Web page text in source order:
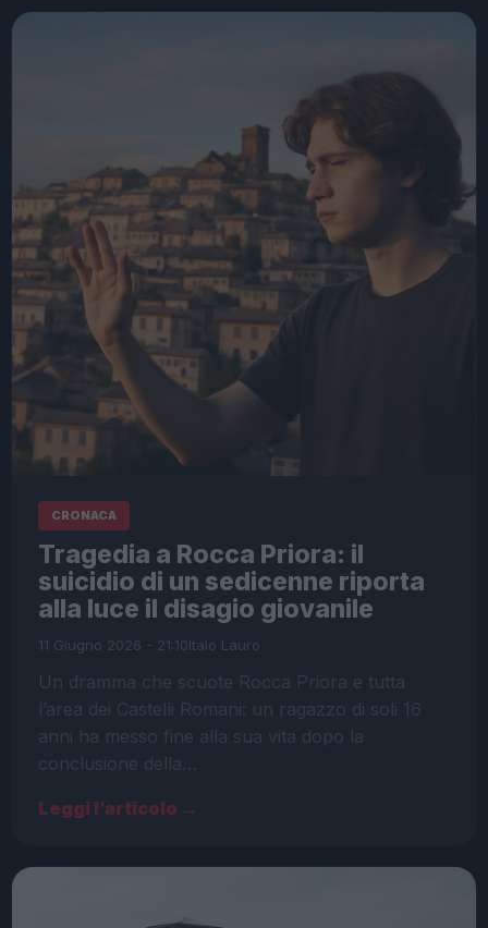
CRONACA
Tragedia a Rocca Priora: il
suicidio di un sedicenne riporta
alla luce il disagio giovanile
11 Giugno 2026 - 21:10Italo Lauro
Un dramma che scuote Rocca Priora e tutta
l’area dei Castelli Romani: un ragazzo di soli 16
anni ha messo fine alla sua vita dopo la
conclusione della…
Leggi l’articolo →